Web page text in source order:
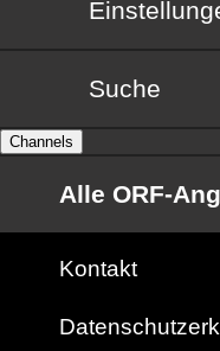
Suche
Channels
Alle ORF-
Kontakt